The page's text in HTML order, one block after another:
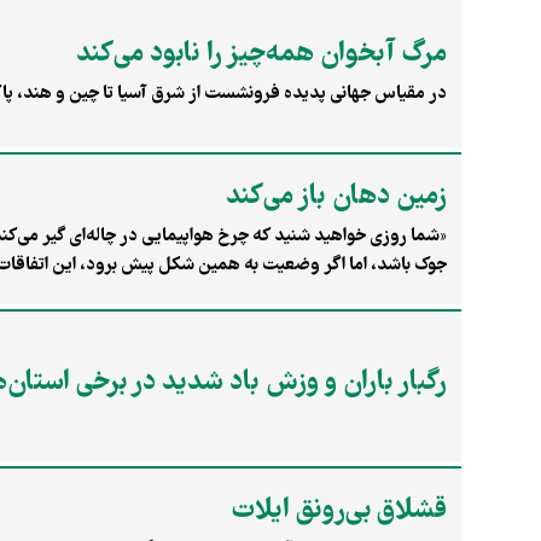
مرگ آبخوان همه‌چیز را نابود می‌کند
در مقیاس جهانی پدیده فرونشست از شرق آسیا تا چین و هند،
زمین دهان باز می‌کند
«شما روزی خواهید شنید که چرخ هواپیمایی در چاله‌ای گیر
جوک باشد، اما اگر وضعیت به همین شکل پیش برود، این اتفاقات
این اضافه‌برداشت‌ها چندان محل بحث‌های داغ نیست. با خالی‌
در انتظار پهنه‌های خاکی است. زمین سست می‌شود و سازه‌هایی که
می‌آورند. گاهی نیز تونل‌های طبیعی و زیرزمینی خالی‌شده از آب
می‌ماند. این تصویری‌است از آنچه تاکنون در نقاطی از ایران رخ داده و دست‌کم در ۱۱ درصد
رگبار باران و وزش باد شدید در برخی
قشلاق بی‌رونق ایلات